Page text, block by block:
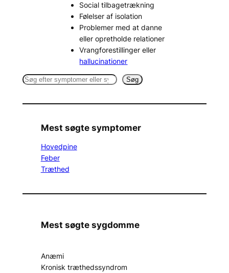
Social tilbagetrækning
Følelser af isolation
Problemer med at danne
eller opretholde relationer
Vrangforestillinger eller
hallucinationer
S
a
Søg
Mest søgte symptomer
Hovedpine
Feber
Træthed
Mest søgte sygdomme
Anæmi
Kronisk træthedssyndrom